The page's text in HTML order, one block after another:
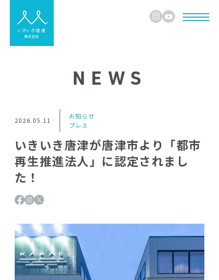
NEWS
2026.05.11
お知らせ
プレス
いきいき唐津が唐津市より「都市
再生推進法人」に認定されまし
た！